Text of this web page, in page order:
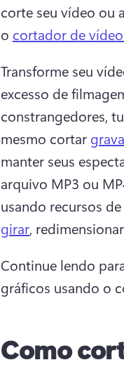
corte seu vídeo ou
o cortador de
Transforme seu
excesso de
constrangedores,
mesmo cortar
manter seus
arquivo MP3 ou
usando recursos
girar,
Continue lendo
gráficos usando o
Como